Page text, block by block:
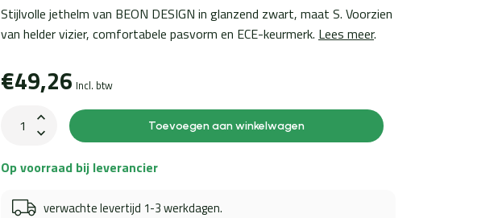
Stijlvolle jethelm van BEON DESIGN in glanzend zwart, maat S. Voorzien
van helder vizier, comfortabele pasvorm en ECE-keurmerk. Lees meer.
€49,26 Incl. btw
Toevoegen aan winkelwagen
Op voorraad bij leverancier
verwachte levertijd 1-3 werkdagen.